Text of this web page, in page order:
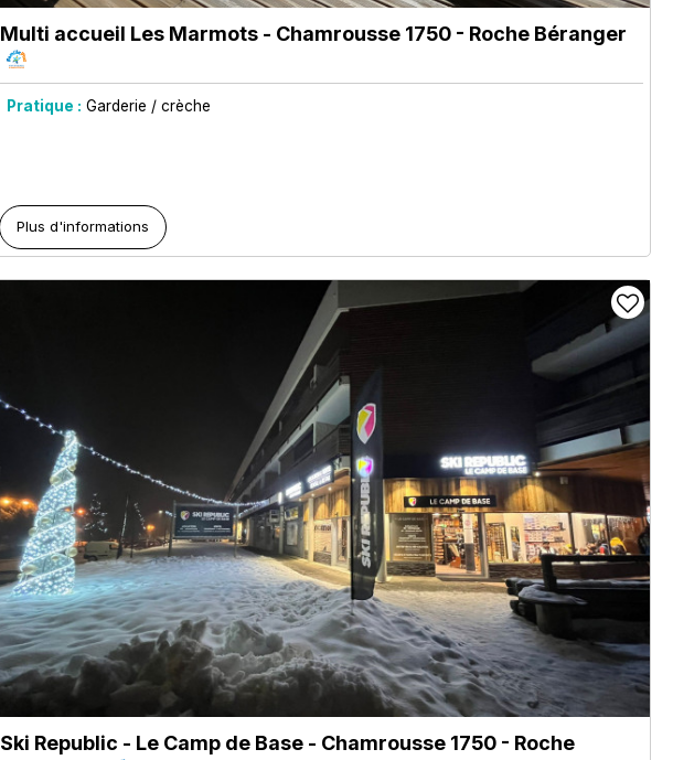
Multi accueil Les Marmots - Chamrousse 1750 - Roche Béranger
Pratique : Garderie / crèche
Plus d'informations
Ski Republic - Le Camp de Base - Chamrousse 1750 - Roche